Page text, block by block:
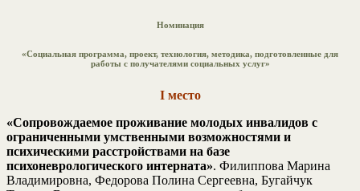
Номинация
«Социальная программа, проект, технология, методика, подготовленные для
работы с получателями социальных услуг»
I место
«Сопровождаемое проживание молодых инвалидов с
ограниченными умственными возможностями и
психическими расстройствами на базе
психоневрологического интерната». Филиппова Марина
Владимировна, Федорова Полина Сергеевна, Бугайчук